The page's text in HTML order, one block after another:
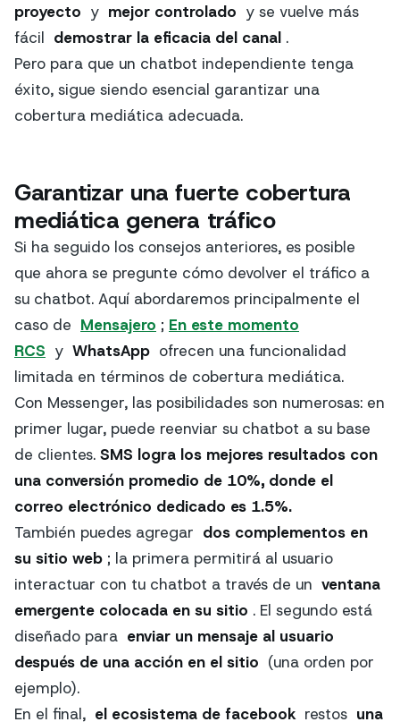
proyecto y mejor controlado y se vuelve más
fácil demostrar la eficacia del canal .
Pero para que un chatbot independiente tenga
éxito, sigue siendo esencial garantizar una
cobertura mediática adecuada.
Garantizar una fuerte cobertura
mediática genera tráfico
Si ha seguido los consejos anteriores, es posible
que ahora se pregunte cómo devolver el tráfico a
su chatbot. Aquí abordaremos principalmente el
caso de Mensajero ; En este momento
RCS y WhatsApp ofrecen una funcionalidad
limitada en términos de cobertura mediática.
Con Messenger, las posibilidades son numerosas: en
primer lugar, puede reenviar su chatbot a su base
de clientes. SMS logra los mejores resultados con
una conversión promedio de 10%, donde el
correo electrónico dedicado es 1.5%.
También puedes agregar dos complementos en
su sitio web ; la primera permitirá al usuario
interactuar con tu chatbot a través de un ventana
emergente colocada en su sitio . El segundo está
diseñado para enviar un mensaje al usuario
después de una acción en el sitio (una orden por
ejemplo).
En el final, el ecosistema de facebookrestos una